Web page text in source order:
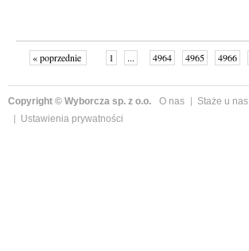
« poprzednie 1 ... 4964 4965 4966
Copyright © Wyborcza sp. z o.o. O nas Staże u nas
Ustawienia prywatności